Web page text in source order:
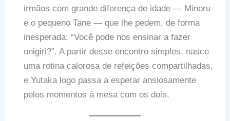
irmãos com grande diferença de idade — Minoru
e o pequeno Tane — que lhe pedem, de forma
inesperada: “Você pode nos ensinar a fazer
onigiri?”. A partir desse encontro simples, nasce
uma rotina calorosa de refeições compartilhadas,
e Yutaka logo passa a esperar ansiosamente
pelos momentos à mesa com os dois.